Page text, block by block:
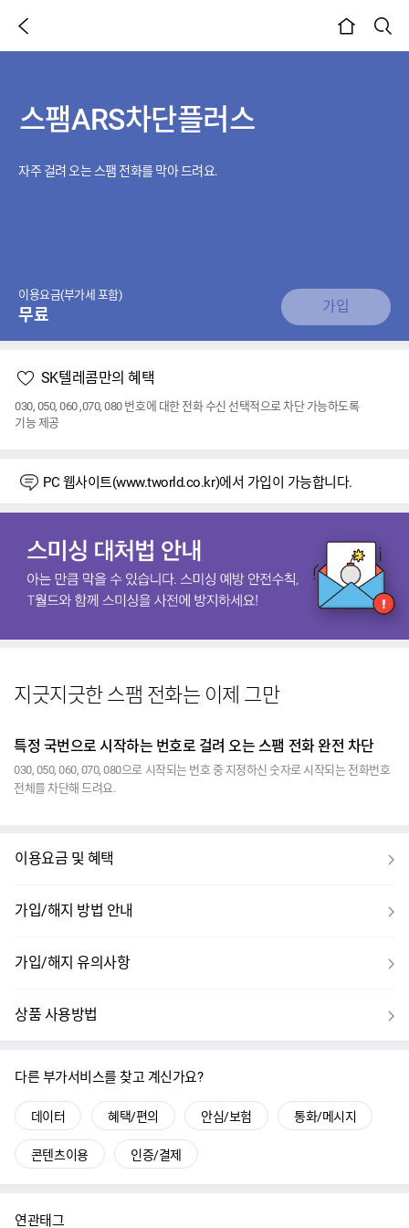
스팸ARS차단플러스
자주 걸려 오는 스팸 전화를 막아 드려요.
이용요금(부가세 포함)
무료 가입
SK텔레콤만의 혜택
030, 050, 060 ,070, 080 번호에 대한 전화 수신 선택적으로 차단 가능하도록
기능 제공
PC 웹사이트(www.tworld.co.kr)에서 가입이 가능합니다.
지긋지긋한 스팸 전화는 이제 그만
특정 국번으로 시작하는 번호로 걸려 오는 스팸 전화 완전 차단
030, 050, 060, 070, 080으로 시작되는 번호 중 지정하신 숫자로 시작되는 전화번호
전체를 차단해 드려요.
이용요금 및 혜택
보
기
가입/해지 방법 안내
보
기
가입/해지 유의사항
보
기
상품 사용방법
보
기
다른 부가서비스를 찾고 계신가요?
데이터 혜택/편의 안심/보험 통화/메시지
콘텐츠이용 인증/결제
연관태그